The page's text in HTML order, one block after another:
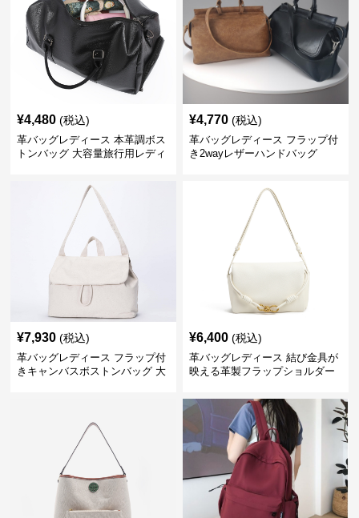
¥4,480 (税込)
革バッグレディース 本革調ボス
トンバッグ 大容量旅行用レディ
¥4,770 (税込)
革バッグレディース フラップ付
き2wayレザーハンドバッグ
¥7,930 (税込)
革バッグレディース フラップ付
きキャンバスボストンバッグ 大
¥6,400 (税込)
革バッグレディース 結び金具が
映える革製フラップショルダー